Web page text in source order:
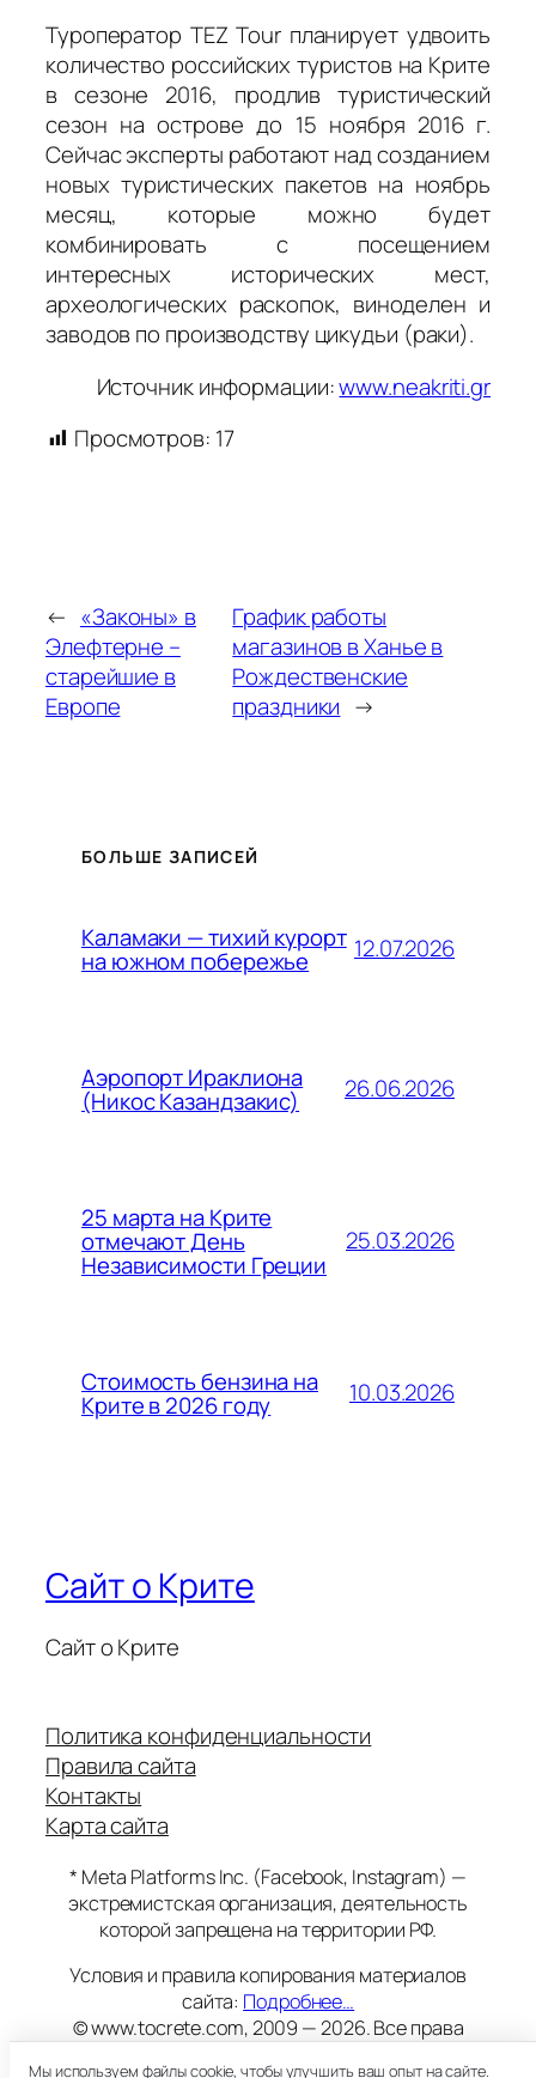
Туроператор ΤΕΖ Tour планирует удвоить
количество российских туристов на Крите
в сезоне 2016, продлив туристический
сезон на острове до 15 ноября 2016 г.
Сейчас эксперты работают над созданием
новых туристических пакетов на ноябрь
месяц, которые можно будет
комбинировать с посещением
интересных исторических мест,
археологических раскопок, виноделен и
заводов по производству цикудьи (раки).
Источник информации:www.neakriti.gr
Просмотров: 17
← «Законы» в
Элефтерне –
старейшие в
Европе
График работы
магазинов в Ханье в
Рождественские
праздники →
БОЛЬШЕ ЗАПИСЕЙ
Каламаки — тихий курорт
на южном побережье 12.07.2026
Аэропорт Ираклиона
(Никос Казандзакис) 26.06.2026
25 марта на Крите
отмечают День
Независимости Греции
25.03.2026
Стоимость бензина на
Крите в 2026 году 10.03.2026
Сайт о Крите
Сайт о Крите
Политика конфиденциальности
Правила сайта
Контакты
Карта сайта
* Meta Platforms Inc. (Facebook, Instagram) —
экстремистская организация, деятельность
которой запрещена на территории РФ.
Условия и правила копирования материалов
сайта: Подробнее…
© www.tocrete.com, 2009 — 2026. Все права
Мы используем файлы cookie, чтобы улучшить ваш опыт на сайте.